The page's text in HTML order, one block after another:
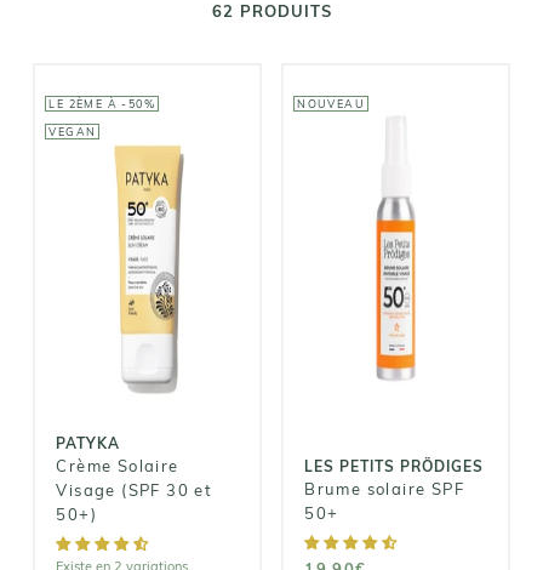
62 PRODUITS
LE 2ÈME À -50%
VEGAN
PATYKA
Crème Solaire
Visage (SPF 30 et
50+)
Existe en 2 variations
PATYKA
Crème Solaire
Visage (SPF 30
NOUVEAU
LES PETITS PRÖDIGES
Brume solaire SPF
50+
LES PETITS
PRÖDIGES
Brume solaire
SPF 50+